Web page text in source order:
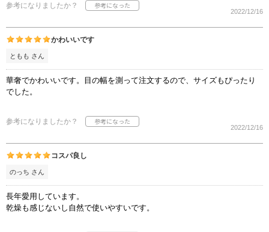
参考になりましたか？
2022/12/16
かわいいです
ともも さん
華奢でかわいいです。目の幅を測って注文するので、サイズもぴったり
でした。
参考になりましたか？
2022/12/16
コスパ良し
のっち さん
長年愛用しています。
乾燥も感じないし自然で使いやすいです。